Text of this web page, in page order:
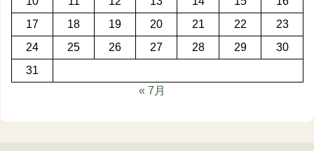
17
18 19 20 21 22
23
24
25 26 27 28 29
30
31
« 7月